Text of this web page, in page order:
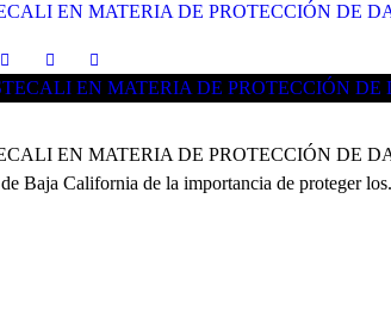
EN MATERIA DE PROTECCIÓN DE
EN MATERIA DE PROTECCIÓN DE
Baja California de la importancia de proteger